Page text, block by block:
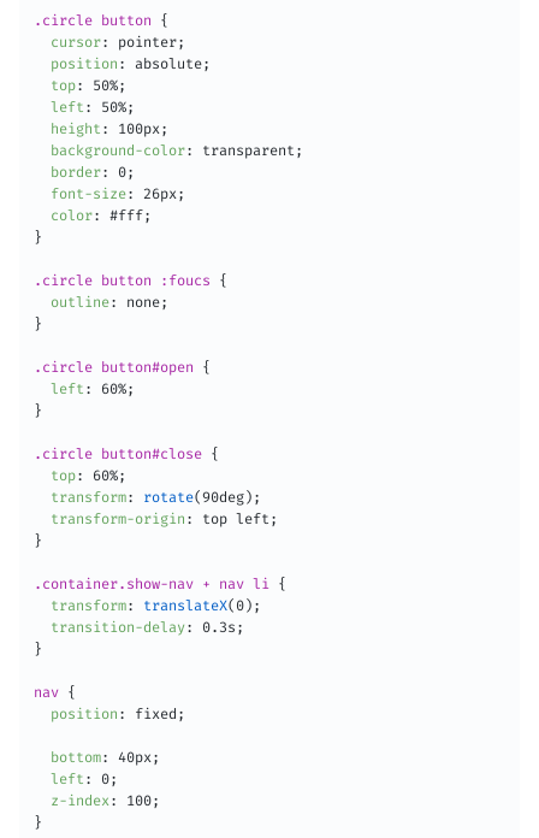
.circle button
{
cursor: pointer;
position : absolute;
top: 50%;
left : 50%;
height : 100px ;
background-color: transparent ;
border: 0;
font-size: 26px ;
color: #fff;
}
.circle button :foucs
{
outline: none;
}
.circle button#open
{
left : 60%;
}
.circle button#close {
top: 60%;
transform: rotate(90deg) ;
transform-origin : top left ;
}
.container.show-nav + nav li
{
transform: translateX( 0) ;
transition-delay: 0.3s ;
}
nav {
position : fixed ;
bottom: 40px ;
left : 0;
z-index : 100;
}